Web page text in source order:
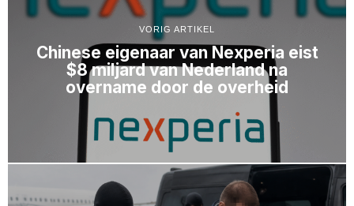
VORIG ARTIKEL
Chinese eigenaar van Nexperia eist
$8 miljard van Nederland na
overname door de overheid